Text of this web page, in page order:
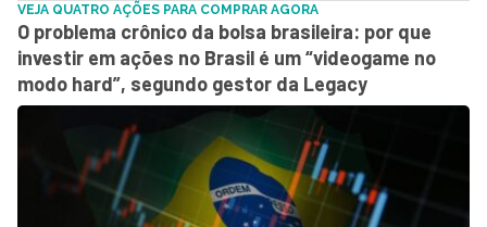
VEJA QUATRO AÇÕES PARA COMPRAR AGORA
O problema crônico da bolsa brasileira: por que
investir em ações no Brasil é um “videogame no
modo hard”, segundo gestor da Legacy